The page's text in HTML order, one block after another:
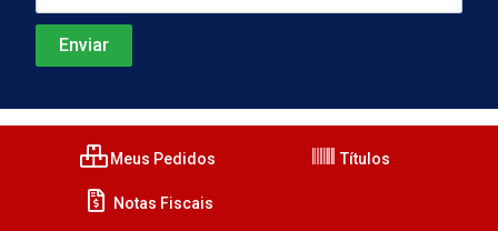
Meus Pedidos Títulos
Notas Fiscais